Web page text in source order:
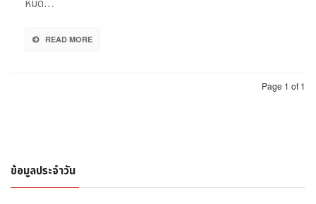
READ MORE
Page 1 of 1
ข้อมูลประจำวัน